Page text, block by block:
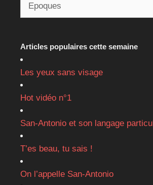
Articles populaires cette semaine
Les yeux sans visage
Hot vidéo n°1
San-Antonio et son langage
T’es beau, tu sais !
On l’appelle San-Antonio